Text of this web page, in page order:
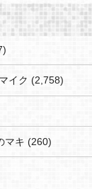
イク (2,758)
マキ (260)